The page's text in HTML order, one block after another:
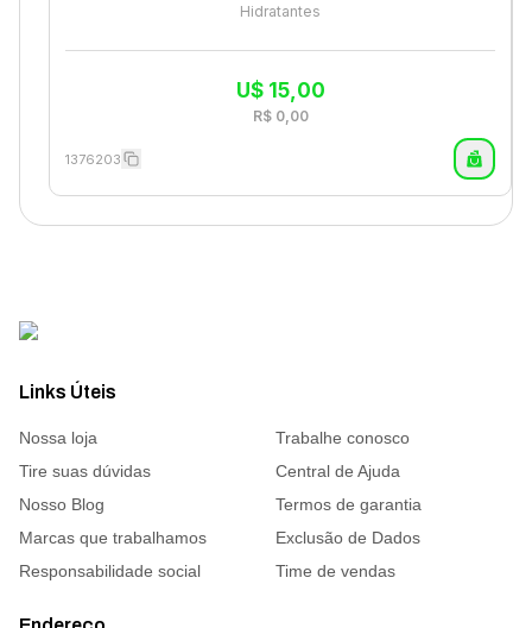
Hidratantes
U$ 15,00
R$ 0,00
1376203
Links Úteis
Nossa loja
Trabalhe conosco
Tire suas dúvidas
Central de Ajuda
Nosso Blog
Termos de garantia
Marcas que trabalhamos
Exclusão de Dados
Responsabilidade social
Time de vendas